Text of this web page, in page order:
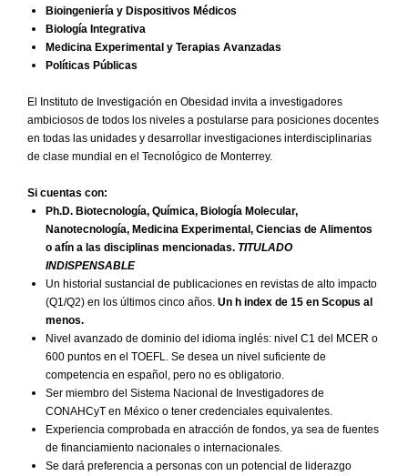
Bioingeniería y Dispositivos Médicos
Biología Integrativa
Medicina Experimental y Terapias Avanzadas
Políticas Públicas
El Instituto de Investigación en Obesidad invita a investigadores
ambiciosos de todos los niveles a postularse para posiciones docentes
en todas las unidades y desarrollar investigaciones interdisciplinarias
de clase mundial en el Tecnológico de Monterrey.
Si cuentas con:
Ph.D. Biotecnología, Química, Biología Molecular,
Nanotecnología, Medicina Experimental, Ciencias de Alimentos
o afín a las disciplinas mencionadas. TITULADO
INDISPENSABLE
Un historial sustancial de publicaciones en revistas de alto impacto
(Q1/Q2) en los últimos cinco años. Un h index de 15 en Scopus al
menos.
Nivel avanzado de dominio del idioma inglés: nivel C1 del MCER o
600 puntos en el TOEFL. Se desea un nivel suficiente de
competencia en español, pero no es obligatorio.
Ser miembro del Sistema Nacional de Investigadores de
CONAHCyT en México o tener credenciales equivalentes.
Experiencia comprobada en atracción de fondos, ya sea de fuentes
de financiamiento nacionales o internacionales.
Se dará preferencia a personas con un potencial de liderazgo